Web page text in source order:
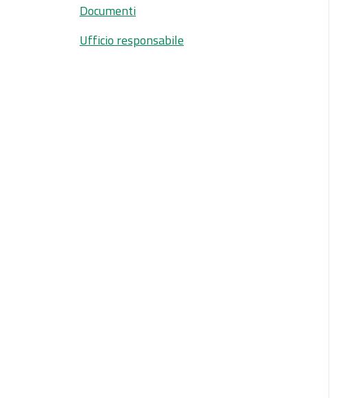
Documenti
Ufficio responsabile